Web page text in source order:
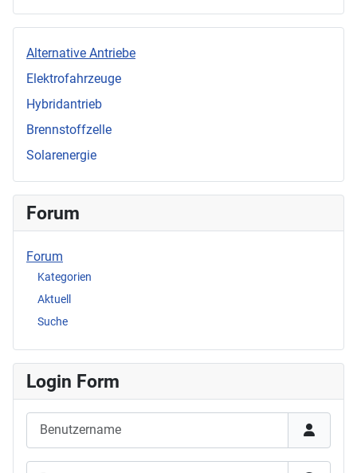
Alternative Antriebe
Elektrofahrzeuge
Hybridantrieb
Brennstoffzelle
Solarenergie
Forum
Forum
Kategorien
Aktuell
Suche
Login Form